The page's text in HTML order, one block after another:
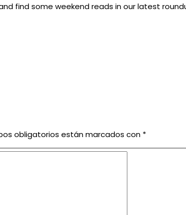
find some weekend reads in our latest
obligatorios están marcados con *